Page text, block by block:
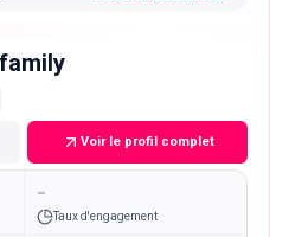
Voir le profil complet
-
Taux d'engagement